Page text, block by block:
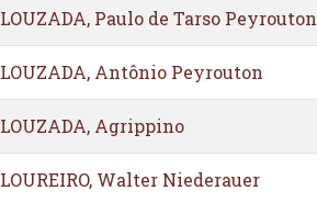
LOUZADA, Paulo de Tarso Peyrouton
LOUZADA, Antônio Peyrouton
LOUZADA, Agrippino
LOUREIRO, Walter Niederauer